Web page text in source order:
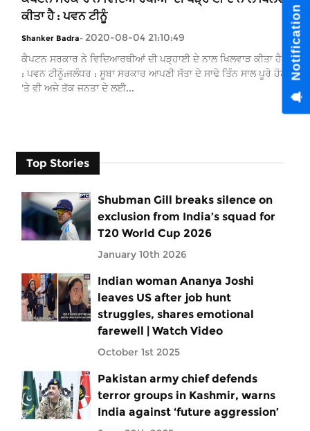
ਕੀਤਾ ਹੈ : ਪਵਨ ਟੀਨੂੰ
Shanker Badra- 2020-08-04 21:10:49
ਕੈਪਟਨ ਸਰਕਾਰ ਨੇ ਵਿਦਿਆਰਥੀਆਂ ਦੀ ਪੜ੍ਹਾਈ ਦੇ ਨਾਲ ਖਿਲਵਾੜ ਕੀਤਾ ਹੈ
: ਪਵਨ ਟੀਨੂੰ:ਜਲੰਧਰ : ਸੂਬਾ ਸਰਕਾਰ ਆਪਣੀ ਸੱਤਾ ਦੇ ਸਾਢੇ ਤਿੰਨ ਸਾਲ ਪੂਰੇ ਹੋਣ
'ਤੇ ਵੀ ਅਜੇ ਤੱਕ ਜਨਤਾ ਦੇ ਲਈ...
Top Stories
Shubman Gill breaks silence on
exclusion from India’s squad for
T20 World Cup 2026
January 10th 2026
Indian woman Ananya Joshi
leaves US after job hunt
struggles, shares emotional
farewell | Watch Video
October 1st 2025
Pakistan army chief defends
terror groups in Kashmir, warns
India against ‘future aggression’